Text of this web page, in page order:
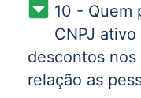
10 - Quem
CNPJ
descontos
relação as